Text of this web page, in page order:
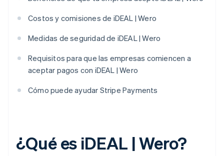
Costos y comisiones de iDEAL | Wero
Medidas de seguridad de iDEAL | Wero
Requisitos para que las empresas comiencen a
aceptar pagos con iDEAL | Wero
Cómo puede ayudar Stripe Payments
¿Qué es iDEAL | Wero?